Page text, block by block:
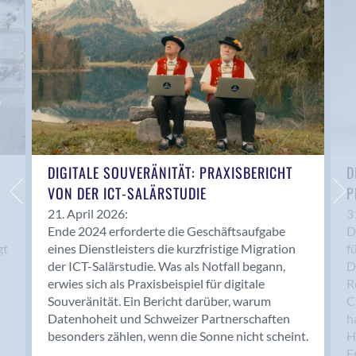
Anwil
Appenzell
Au SG
Baar
Baden
Balsthal
Balzers
Basel
Bassersdorf
Belp
Bendern
Benken (SG)
Bergdietikon
Berlin
Bern
Bern - Liebefeld
DIGITALE SOUVERÄNITÄT: PRAXISBERICHT
VON DER ICT-SALÄRSTUDIE
21. April 2026:
Ende 2024 erforderte die Geschäftsaufgabe
eines Dienstleisters die kurzfristige Migration
der ICT-Salärstudie. Was als Notfall begann,
erwies sich als Praxisbeispiel für digitale
Souveränität. Ein Bericht darüber, warum
Datenhoheit und Schweizer Partnerschaften
besonders zählen, wenn die Sonne nicht scheint.